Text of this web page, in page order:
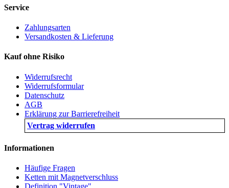
Service
Zahlungsarten
Versandkosten & Lieferung
Kauf ohne Risiko
Widerrufsrecht
Widerrufsformular
Datenschutz
AGB
Erklärung zur Barrierefreiheit
Vertrag widerrufen
Informationen
Häufige Fragen
Ketten mit Magnetverschluss
Definition "Vintage"